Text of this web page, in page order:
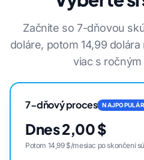
Začnite so 7-dňovou
doláre, potom 14,99
viac s
7-dňový proces
Dnes 2,00 $
Potom 14,99 $/mesiac po skončení